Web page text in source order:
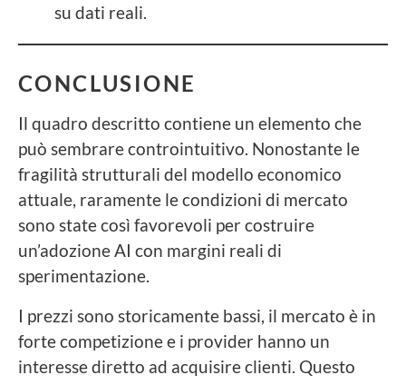
su dati reali.
CONCLUSIONE
Il quadro descritto contiene un elemento che
può sembrare controintuitivo. Nonostante le
fragilità strutturali del modello economico
attuale, raramente le condizioni di mercato
sono state così favorevoli per costruire
un’adozione AI con margini reali di
sperimentazione.
I prezzi sono storicamente bassi, il mercato è in
forte competizione e i provider hanno un
interesse diretto ad acquisire clienti. Questo